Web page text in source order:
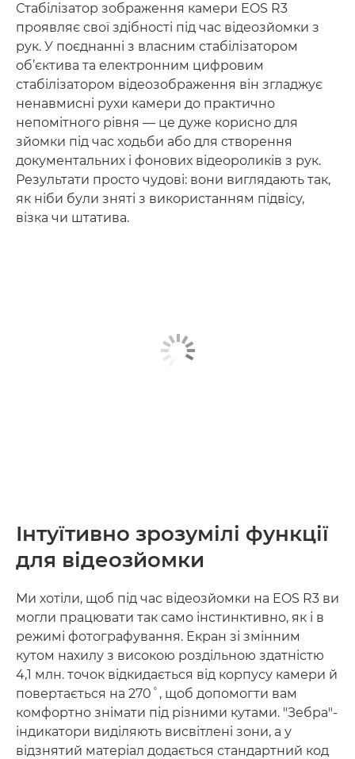
Стабілізатор зображення камери EOS R3
проявляє свої здібності під час відеозйомки з
рук. У поєднанні з власним стабілізатором
об’єктива та електронним цифровим
стабілізатором відеозображення він згладжує
ненавмисні рухи камери до практично
непомітного рівня — це дуже корисно для
зйомки під час ходьби або для створення
документальних і фонових відеороликів з рук.
Результати просто чудові: вони виглядають так,
як ніби були зняті з використанням підвісу,
візка чи штатива.
Інтуїтивно зрозумілі функції
для відеозйомки
Ми хотіли, щоб під час відеозйомки на EOS R3 ви
могли працювати так само інстинктивно, як і в
режимі фотографування. Екран зі змінним
кутом нахилу з високою роздільною здатністю
4,1 млн. точок відкидається від корпусу камери й
повертається на 270˚, щоб допомогти вам
комфортно знімати під різними кутами. "Зебра"-
індикатори виділяють висвітлені зони, а у
відзнятий матеріал додається стандартний код